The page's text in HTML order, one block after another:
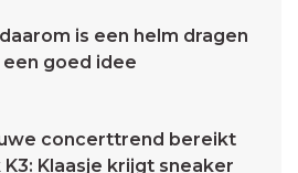
is een helm dragen
een goed idee
concerttrend bereikt
K3: Klaasje krijgt sneaker